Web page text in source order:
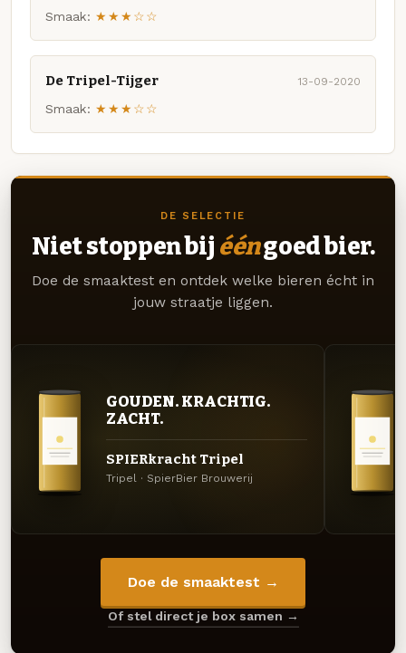
Smaak: ★★★☆☆
De Tripel-Tijger 13-09-2020
Smaak: ★★★☆☆
DE SELECTIE
Niet stoppen bij ééngoed bier.
Doe de smaaktest en ontdek welke bieren écht in
jouw straatje liggen.
GOUDEN. KRACHTIG.
ZACHT.
SPIERkracht Tripel
Tripel · SpierBier Brouwerij
Doe de smaaktest →
Of stel direct je box samen →